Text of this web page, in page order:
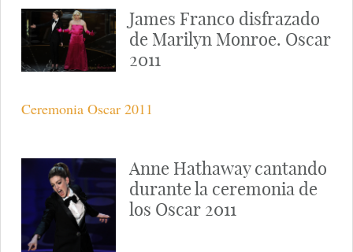
James Franco disfrazado
de Marilyn Monroe. Oscar
2011
Ceremonia Oscar 2011
Anne Hathaway cantando
durante la ceremonia de
los Oscar 2011